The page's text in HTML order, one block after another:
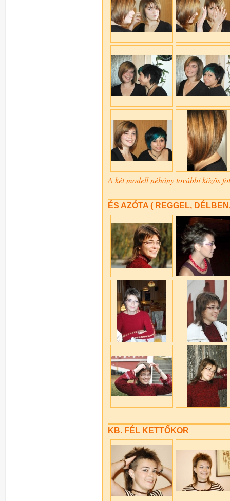
A két modell néhány további közös
ÉS AZÓTA ( REGGEL,
KB. FÉL KETTŐKOR